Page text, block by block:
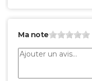
Ma note